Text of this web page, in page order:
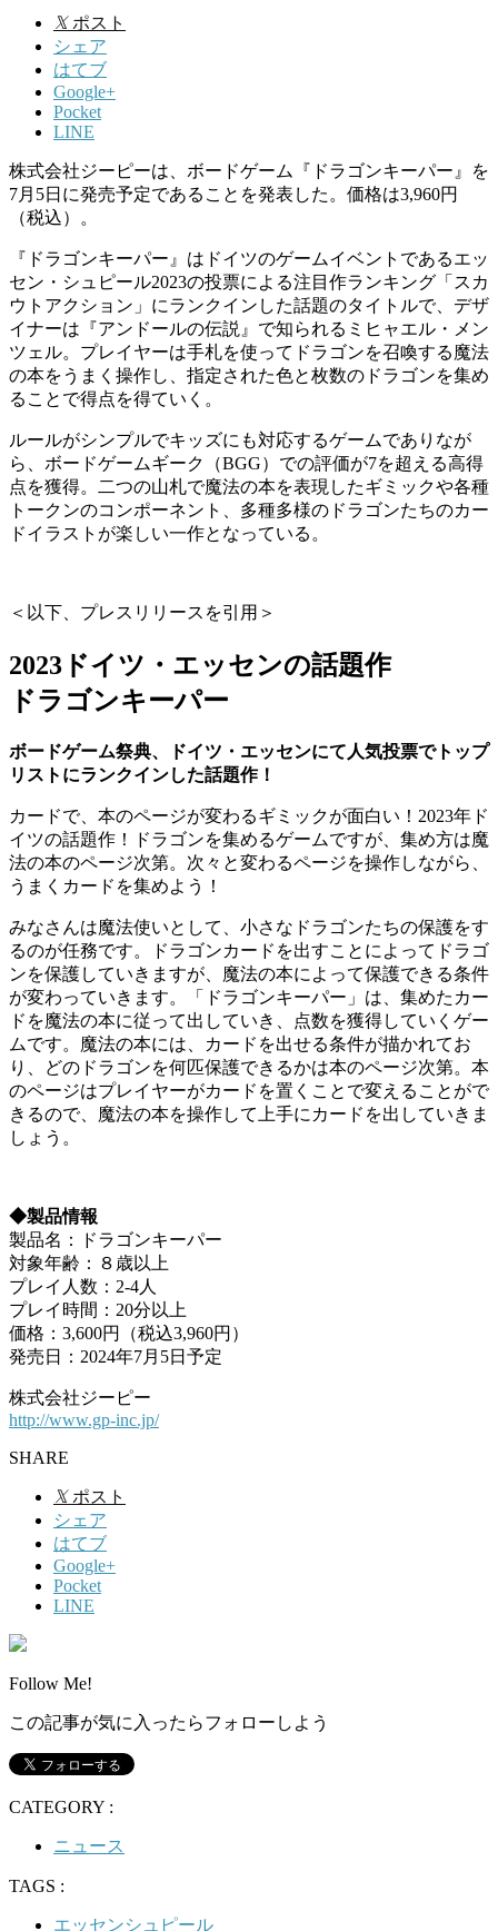
𝕏 ポスト
シェア
はてブ
Google+
Pocket
LINE
株式会社ジーピーは、ボードゲーム『ドラゴンキーパー』を
7月5日に発売予定であることを発表した。価格は3,960円
（税込）。
『ドラゴンキーパー』はドイツのゲームイベントであるエッ
セン・シュピール2023の投票による注目作ランキング「スカ
ウトアクション」にランクインした話題のタイトルで、デザ
イナーは『アンドールの伝説』で知られるミヒャエル・メン
ツェル。プレイヤーは手札を使ってドラゴンを召喚する魔法
の本をうまく操作し、指定された色と枚数のドラゴンを集め
ることで得点を得ていく。
ルールがシンプルでキッズにも対応するゲームでありなが
ら、ボードゲームギーク（BGG）での評価が7を超える高得
点を獲得。二つの山札で魔法の本を表現したギミックや各種
トークンのコンポーネント、多種多様のドラゴンたちのカー
ドイラストが楽しい一作となっている。
＜以下、プレスリリースを引用＞
2023ドイツ・エッセンの話題作
ドラゴンキーパー
ボードゲーム祭典、ドイツ・エッセンにて人気投票でトップ
リストにランクインした話題作！
カードで、本のページが変わるギミックが面白い！2023年ド
イツの話題作！ドラゴンを集めるゲームですが、集め方は魔
法の本のページ次第。次々と変わるページを操作しながら、
うまくカードを集めよう！
みなさんは魔法使いとして、小さなドラゴンたちの保護をす
るのが任務です。ドラゴンカードを出すことによってドラゴ
ンを保護していきますが、魔法の本によって保護できる条件
が変わっていきます。「ドラゴンキーパー」は、集めたカー
ドを魔法の本に従って出していき、点数を獲得していくゲー
ムです。魔法の本には、カードを出せる条件が描かれてお
り、どのドラゴンを何匹保護できるかは本のページ次第。本
のページはプレイヤーがカードを置くことで変えることがで
きるので、魔法の本を操作して上手にカードを出していきま
しょう。
◆製品情報
製品名：ドラゴンキーパー
対象年齢：８歳以上
プレイ人数：2-4人
プレイ時間：20分以上
価格：3,600円（税込3,960円）
発売日：2024年7月5日予定
株式会社ジーピー
http://www.gp-inc.jp/
SHARE
𝕏 ポスト
シェア
はてブ
Google+
Pocket
LINE
Follow Me!
この記事が気に入ったらフォローしよう
CATEGORY :
ニュース
TAGS :
エッセンシュピール